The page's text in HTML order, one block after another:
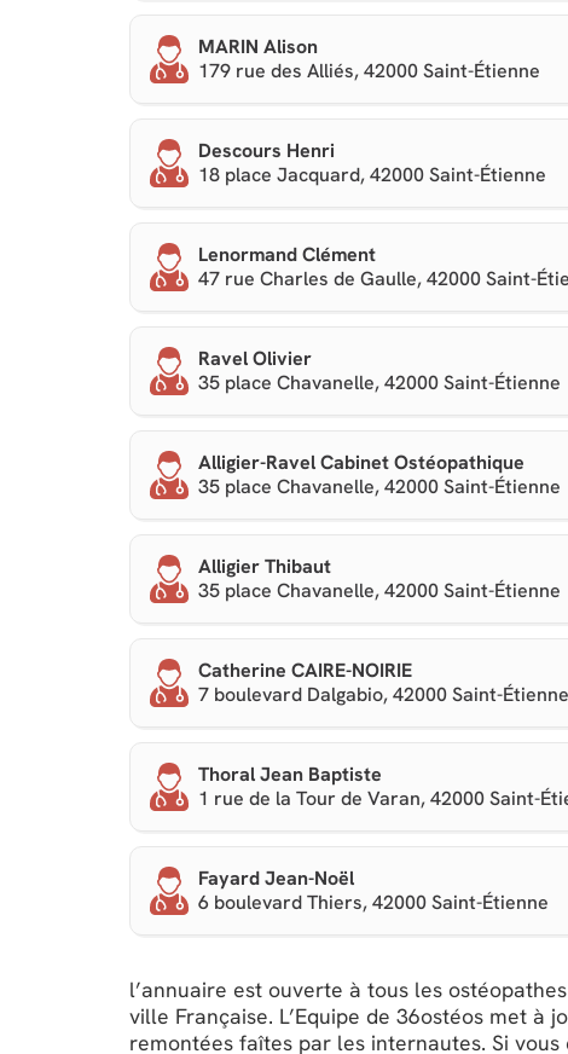
MARIN Alison
179 rue des Alliés, 42000 Saint-Étienne
Descours Henri
18 place Jacquard, 42000 Saint-Étienne
Lenormand Clément
47 rue Charles de Gaulle, 42000 Saint-
Ravel Olivier
35 place Chavanelle, 42000 Saint-Étienne
Alligier-Ravel Cabinet Ostéopathique
35 place Chavanelle, 42000 Saint-Étienne
Alligier Thibaut
35 place Chavanelle, 42000 Saint-Étienne
Catherine CAIRE-NOIRIE
7 boulevard Dalgabio, 42000 Saint-Étienne
Thoral Jean Baptiste
1 rue de la Tour de Varan, 42000 Saint-
Fayard Jean-Noël
6 boulevard Thiers, 42000 Saint-Étienne
l’annuaire est ouverte à tous les
ville Française. L’Equipe de 36ostéos met à
remontées faîtes par les internautes. Si